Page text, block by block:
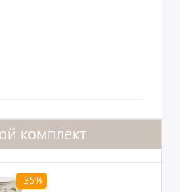
комплект
-35%